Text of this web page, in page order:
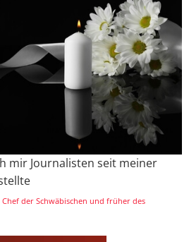
mir Journalisten seit meiner
der Schwäbischen und früher des